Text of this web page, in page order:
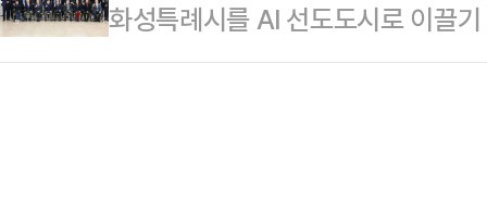
서는 공사 범위와 추진 일정, 시공
등 향후 착공을 위…
수 있도록 공직자들이 AI를 '어려운
용할 수 있는 역량을 강화하기 위해
화성특례시를 AI 선도도시로 이끌
범했다.화성시는 4일 자문단에 대